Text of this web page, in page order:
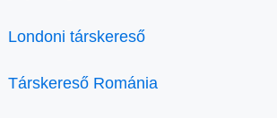
Londoni társkereső
Társkereső Románia